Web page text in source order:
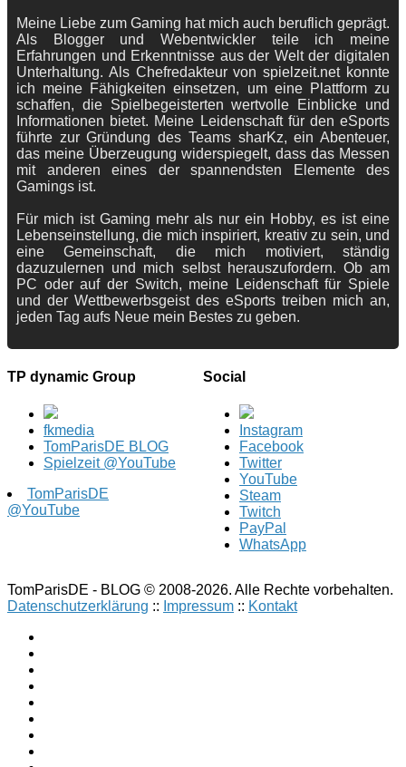
Meine Liebe zum Gaming hat mich auch beruflich geprägt.
Als Blogger und Webentwickler teile ich meine
Erfahrungen und Erkenntnisse aus der Welt der digitalen
Unterhaltung. Als Chefredakteur von spielzeit.net konnte
ich meine Fähigkeiten einsetzen, um eine Plattform zu
schaffen, die Spielbegeisterten wertvolle Einblicke und
Informationen bietet. Meine Leidenschaft für den eSports
führte zur Gründung des Teams sharKz, ein Abenteuer,
das meine Überzeugung widerspiegelt, dass das Messen
mit anderen eines der spannendsten Elemente des
Gamings ist.
Für mich ist Gaming mehr als nur ein Hobby, es ist eine
Lebenseinstellung, die mich inspiriert, kreativ zu sein, und
eine Gemeinschaft, die mich motiviert, ständig
dazuzulernen und mich selbst herauszufordern. Ob am
PC oder auf der Switch, meine Leidenschaft für Spiele
und der Wettbewerbsgeist des eSports treiben mich an,
jeden Tag aufs Neue mein Bestes zu geben.
TP dynamic Group
fkmedia
TomParisDE BLOG
Spielzeit @YouTube
TomParisDE
@YouTube
Social
Instagram
Facebook
Twitter
YouTube
Steam
Twitch
PayPal
WhatsApp
TomParisDE - BLOG © 2008-2026. Alle Rechte vorbehalten.
Datenschutzerklärung :: Impressum :: Kontakt